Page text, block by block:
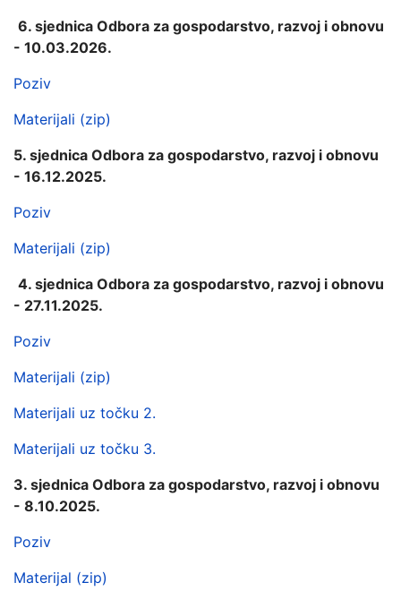
6. sjednica Odbora za gospodarstvo, razvoj i obnovu
- 10.03.2026.
Poziv
Materijali (zip)
5. sjednica Odbora za gospodarstvo, razvoj i obnovu
- 16.12.2025.
Poziv
Materijali (zip)
4. sjednica Odbora za gospodarstvo, razvoj i obnovu
- 27.11.2025.
Poziv
Materijali (zip)
Materijali uz točku 2.
Materijali uz točku 3.
3. sjednica Odbora za gospodarstvo, razvoj i obnovu
- 8.10.2025.
Poziv
Materijal (zip)